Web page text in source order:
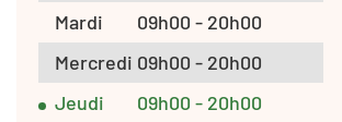
Mardi
09h00 - 20h00
Mercredi 09h00 - 20h00
Jeudi
09h00 - 20h00